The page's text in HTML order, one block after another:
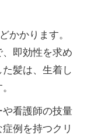
かかります。
即効性を求め
髪は、生着し
看護師の技量
例を持つクリ